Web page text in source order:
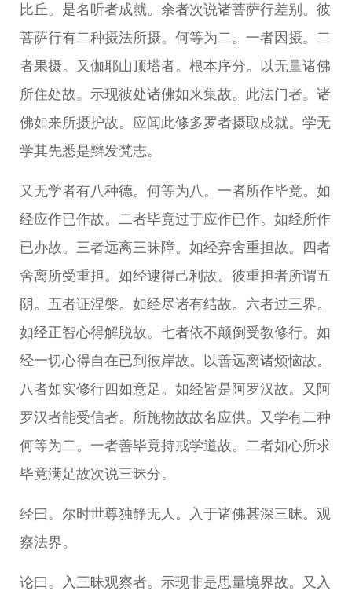
比丘。是名听者成就。余者次说诸菩萨行差别。彼
菩萨行有二种摄法所摄。何等为二。一者因摄。二
者果摄。又伽耶山顶塔者。根本序分。以无量诸佛
所住处故。示现彼处诸佛如来集故。此法门者。诸
佛如来所摄护故。应闻此修多罗者摄取成就。学无
学其先悉是辫发梵志。
又无学者有八种德。何等为八。一者所作毕竟。如
经应作已作故。二者毕竟过于应作已作。如经所作
已办故。三者远离三昧障。如经弃舍重担故。四者
舍离所受重担。如经逮得己利故。彼重担者所谓五
阴。五者证涅槃。如经尽诸有结故。六者过三界。
如经正智心得解脱故。七者依不颠倒受教修行。如
经一切心得自在已到彼岸故。以善远离诸烦恼故。
八者如实修行四如意足。如经皆是阿罗汉故。又阿
罗汉者能受信者。所施物故故名应供。又学有二种
何等为二。一者善毕竟持戒学道故。二者如心所求
毕竟满足故次说三昧分。
经曰。尔时世尊独静无人。入于诸佛甚深三昧。观
察法界。
论曰。入三昧观察者。示现非是思量境界故。又入